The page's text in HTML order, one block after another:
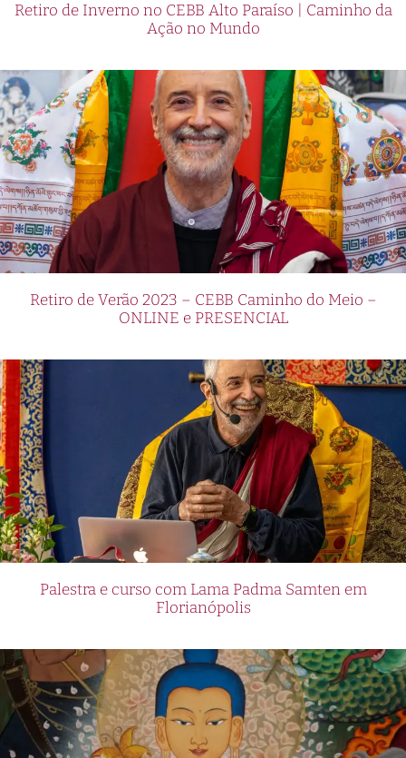
Retiro de Inverno no CEBB Alto Paraíso | Caminho da
Ação no Mundo
Retiro de Verão 2023 – CEBB Caminho do Meio –
ONLINE e PRESENCIAL
Palestra e curso com Lama Padma Samten em
Florianópolis